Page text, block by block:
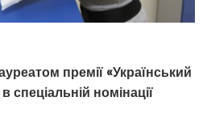
премії «Український
номінації